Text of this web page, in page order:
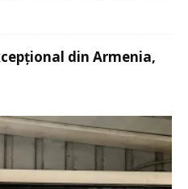
din Armenia,